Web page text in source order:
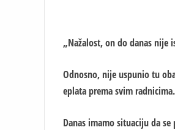
„Nažalost, on do danas nije
Odnosno, nije uspunio tu
eplata prema svim radnicima.
Danas imamo situaciju da